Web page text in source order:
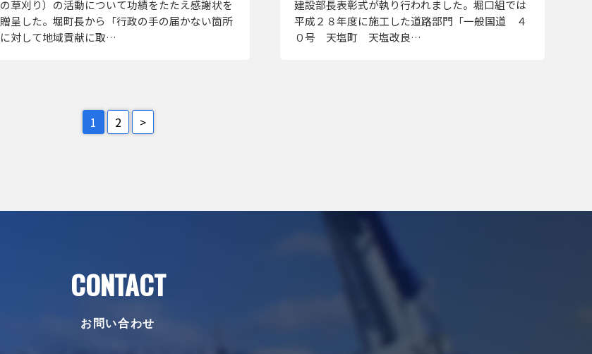
の草刈り）の活動について功績をたたえ感謝状を
贈呈した。堀町長から「行政の手の届かない箇所
に対して地域貢献に取…
建設部長表彰式が執り行われました。堀口組では
平成２８年度に施工した道路部門「一般国道 ４
０号 天塩町 天塩改良…
1 2 >
CONTACT
お問い合わせ